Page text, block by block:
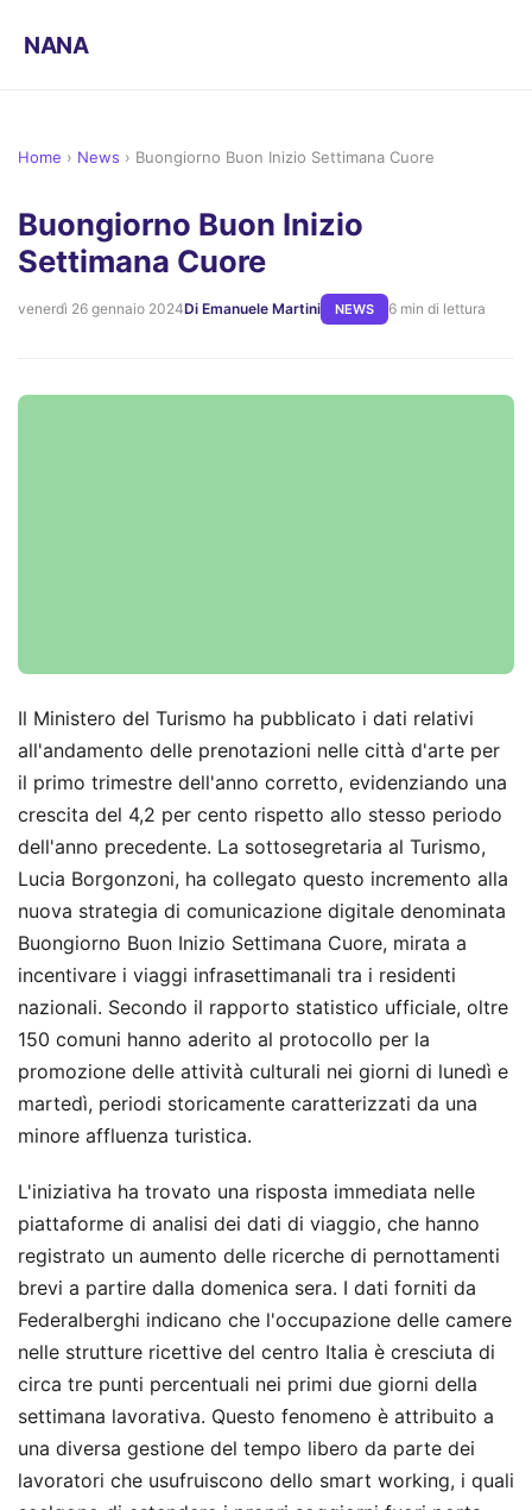
NANA
Home › News › Buongiorno Buon Inizio Settimana Cuore
Buongiorno Buon Inizio
Settimana Cuore
venerdì 26 gennaio 2024Di Emanuele Martini NEWS 6 min di lettura
Il Ministero del Turismo ha pubblicato i dati relativi
all'andamento delle prenotazioni nelle città d'arte per
il primo trimestre dell'anno corretto, evidenziando una
crescita del 4,2 per cento rispetto allo stesso periodo
dell'anno precedente. La sottosegretaria al Turismo,
Lucia Borgonzoni, ha collegato questo incremento alla
nuova strategia di comunicazione digitale denominata
Buongiorno Buon Inizio Settimana Cuore, mirata a
incentivare i viaggi infrasettimanali tra i residenti
nazionali. Secondo il rapporto statistico ufficiale, oltre
150 comuni hanno aderito al protocollo per la
promozione delle attività culturali nei giorni di lunedì e
martedì, periodi storicamente caratterizzati da una
minore affluenza turistica.
L'iniziativa ha trovato una risposta immediata nelle
piattaforme di analisi dei dati di viaggio, che hanno
registrato un aumento delle ricerche di pernottamenti
brevi a partire dalla domenica sera. I dati forniti da
Federalberghi indicano che l'occupazione delle camere
nelle strutture ricettive del centro Italia è cresciuta di
circa tre punti percentuali nei primi due giorni della
settimana lavorativa. Questo fenomeno è attribuito a
una diversa gestione del tempo libero da parte dei
lavoratori che usufruiscono dello smart working, i quali